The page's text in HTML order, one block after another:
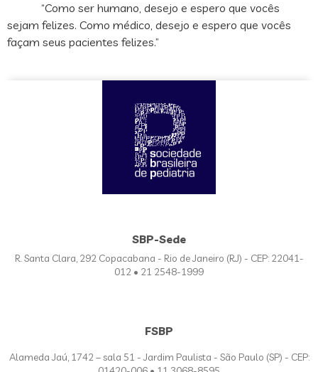
“Como ser humano, desejo e espero que vocês
sejam felizes. Como médico, desejo e espero que vocês
façam seus pacientes felizes.”
SBP-Sede
R. Santa Clara, 292 Copacabana - Rio de Janeiro (RJ) - CEP: 22041-
012 • 21 2548-1999
FSBP
Alameda Jaú, 1742 – sala 51 - Jardim Paulista - São Paulo (SP) - CEP: